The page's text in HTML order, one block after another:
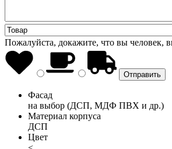
Пожалуйста, докажите, что вы человек,
Фасад
на выбор (ДСП, МДФ ПВХ и др.)
Материал корпуса
ДСП
Цвет